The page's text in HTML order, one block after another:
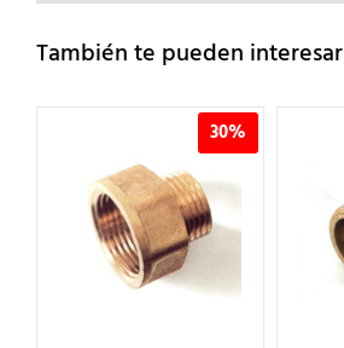
También te pueden interesar
30%